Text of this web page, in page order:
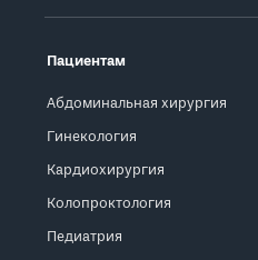
Пациентам
Абдоминальная хирургия
Гинекология
Кардиохирургия
Колопроктология
Педиатрия